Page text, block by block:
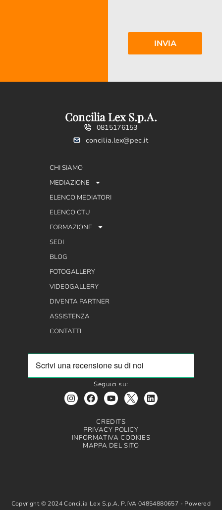
Concilia Lex S.p.A.
0815176153
concilia.lex@pec.it
CHI SIAMO
MEDIAZIONE
ELENCO MEDIATORI
ELENCO CTU
FORMAZIONE
SEDI
BLOG
FOTOGALLERY
VIDEOGALLERY
DIVENTA PARTNER
ASSISTENZA
CONTATTI
Seguici su:
CREDITS
PRIVACY POLICY
INFORMATIVA COOKIES
MAPPA DEL SITO
Copyright © 2024 Concilia Lex S.p.A. P.IVA 04854880657 - Powered